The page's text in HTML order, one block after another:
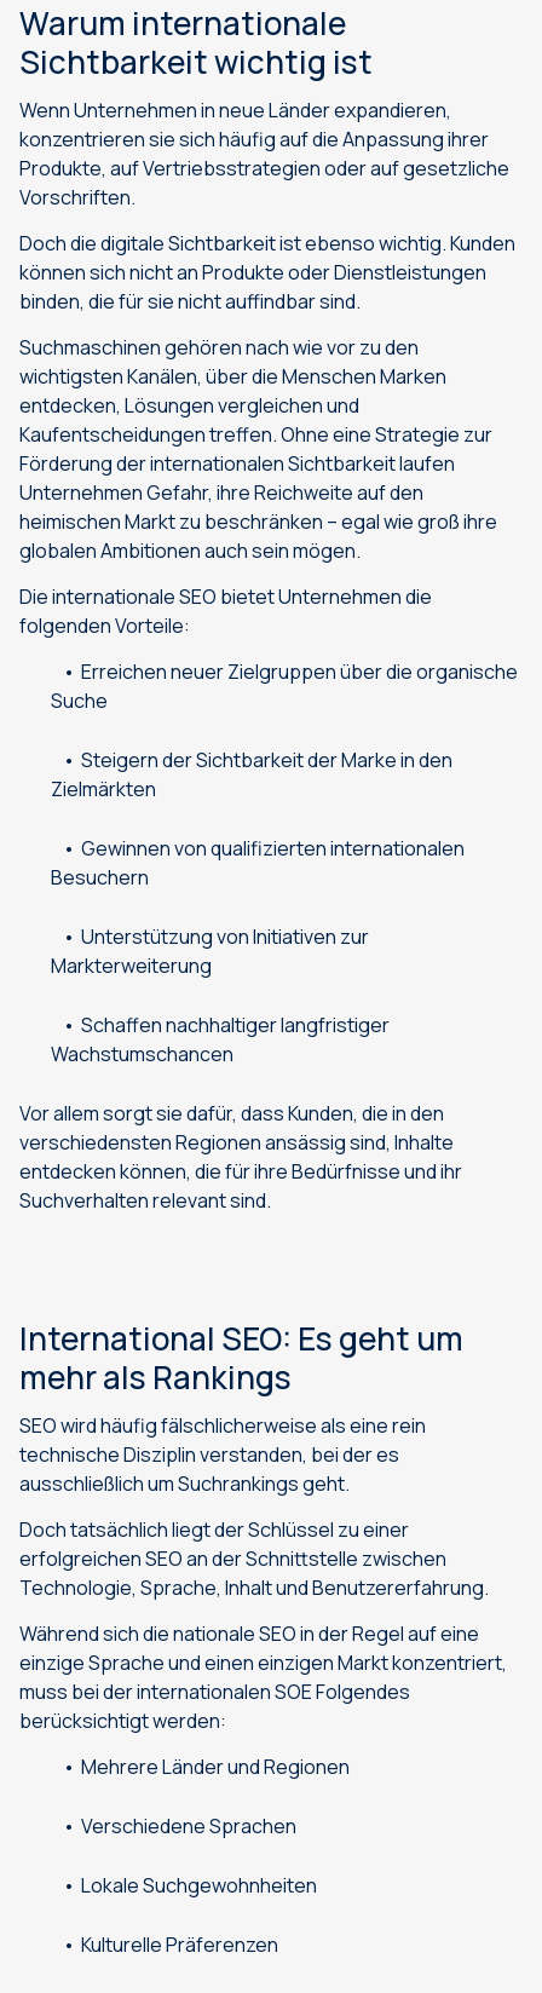
Warum internationale
Sichtbarkeit wichtig ist
Wenn Unternehmen in neue Länder expandieren,
konzentrieren sie sich häufig auf die Anpassung ihrer
Produkte, auf Vertriebsstrategien oder auf gesetzliche
Vorschriften.
Doch die digitale Sichtbarkeit ist ebenso wichtig. Kunden
können sich nicht an Produkte oder Dienstleistungen
binden, die für sie nicht auffindbar sind.
Suchmaschinen gehören nach wie vor zu den
wichtigsten Kanälen, über die Menschen Marken
entdecken, Lösungen vergleichen und
Kaufentscheidungen treffen. Ohne eine Strategie zur
Förderung der internationalen Sichtbarkeit laufen
Unternehmen Gefahr, ihre Reichweite auf den
heimischen Markt zu beschränken – egal wie groß ihre
globalen Ambitionen auch sein mögen.
Die internationale SEO bietet Unternehmen die
folgenden Vorteile:
Erreichen neuer Zielgruppen über die organische
Suche
Steigern der Sichtbarkeit der Marke in den
Zielmärkten
Gewinnen von qualifizierten internationalen
Besuchern
Unterstützung von Initiativen zur
Markterweiterung
Schaffen nachhaltiger langfristiger
Wachstumschancen
Vor allem sorgt sie dafür, dass Kunden, die in den
verschiedensten Regionen ansässig sind, Inhalte
entdecken können, die für ihre Bedürfnisse und ihr
Suchverhalten relevant sind.
International SEO: Es geht um
mehr als Rankings
SEO wird häufig fälschlicherweise als eine rein
technische Disziplin verstanden, bei der es
ausschließlich um Suchrankings geht.
Doch tatsächlich liegt der Schlüssel zu einer
erfolgreichen SEO an der Schnittstelle zwischen
Technologie, Sprache, Inhalt und Benutzererfahrung.
Während sich die nationale SEO in der Regel auf eine
einzige Sprache und einen einzigen Markt konzentriert,
muss bei der internationalen SOE Folgendes
berücksichtigt werden:
Mehrere Länder und Regionen
Verschiedene Sprachen
Lokale Suchgewohnheiten
Kulturelle Präferenzen